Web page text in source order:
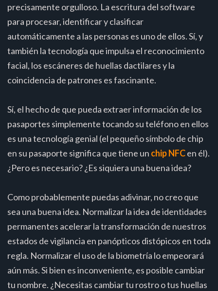
precisamente orgulloso. La escritura del software
para procesar, identificar y clasificar
automáticamente a las personas es uno de ellos. Sí, y
también la tecnología que impulsa el reconocimiento
facial, los escáneres de huellas dactilares y la
coincidencia de patrones es fascinante.
Sí, el hecho de que pueda extraer información de los
pasaportes simplemente tocando su teléfono en ellos
es una tecnología genial (el pequeño símbolo de chip
en su pasaporte significa que tiene un chip NFCen él).
¿Pero es necesario? ¿Es siquiera una buena idea?
Como probablemente puedas adivinar, no creo que
sea una buena idea. Normalizar la idea de identidades
permanentes acelerar la transformación de nuestros
estados de vigilancia en panópticos distópicos en toda
regla. Normalizar el uso de la biometría lo empeorará
aún más. Si bien es inconveniente, es posible cambiar
tu nombre. ¿Necesitas cambiar tu rostro o tus huellas